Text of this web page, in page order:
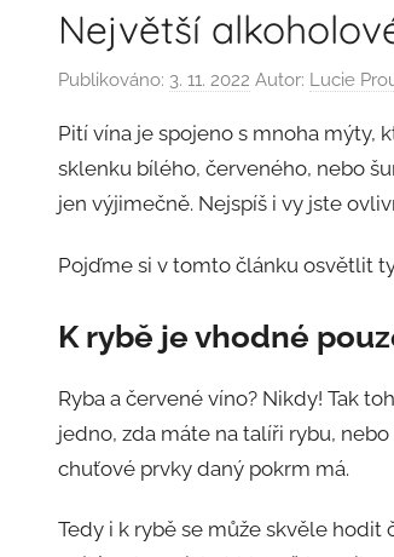
Největší
Publikováno: 3. 11. 2022 Autor: Lucie
Pití vína je spojeno s mnoha mýty,
sklenku bílého, červeného, nebo
jen výjimečně. Nejspíš i vy jste
Pojďme si v tomto článku osvětlit
K rybě je vhodné
Ryba a červené víno? Nikdy! Tak
jedno, zda máte na talíři rybu,
chuťové prvky daný pokrm má.
Tedy i k rybě se může skvěle hodit